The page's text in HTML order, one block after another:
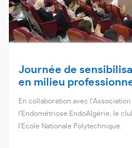
Journée de
en milieu
En collaboration avec
l'Endométriose EndoAlgérie, le
l'Ecole Nationale Polytechnique.